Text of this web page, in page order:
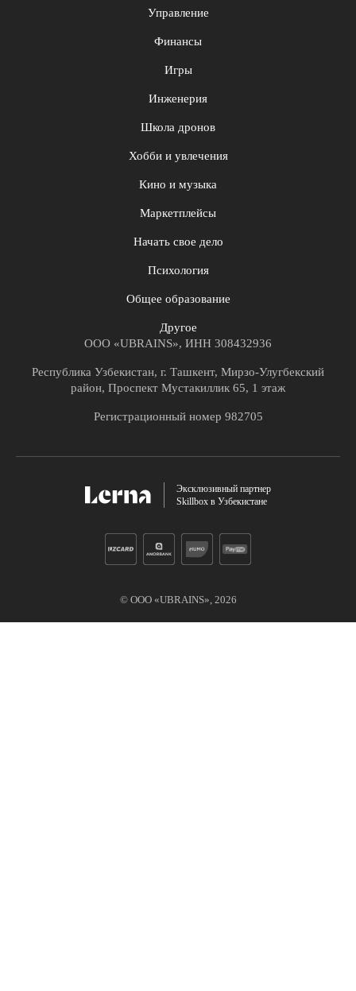
Управление
Финансы
Игры
Инженерия
Школа дронов
Хобби и увлечения
Кино и музыка
Маркетплейсы
Начать свое дело
Психология
Общее образование
Другое
ООО «UBRAINS», ИНН 308432936
Республика Узбекистан, г. Ташкент, Мирзо-Улугбекский
район, Проспект Мустакиллик 65, 1 этаж
Регистрационный номер 982705
Эксклюзивный партнер
Skillbox в Узбекистане
© ООО «UBRAINS», 2026